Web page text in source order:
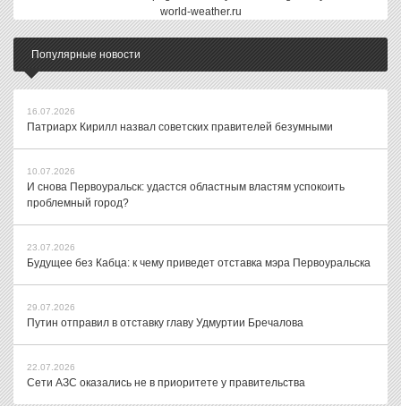
world-weather.ru
Популярные новости
16.07.2026
Патриарх Кирилл назвал советских правителей безумными
10.07.2026
И снова Первоуральск: удастся областным властям успокоить
проблемный город?
23.07.2026
Будущее без Кабца: к чему приведет отставка мэра Первоуральска
29.07.2026
Путин отправил в отставку главу Удмуртии Бречалова
22.07.2026
Сети АЗС оказались не в приоритете у правительства